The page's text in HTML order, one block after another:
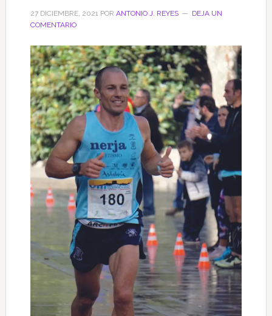
27 DICIEMBRE, 2021POR ANTONIO J. REYES
DEJA UN
COMENTARIO